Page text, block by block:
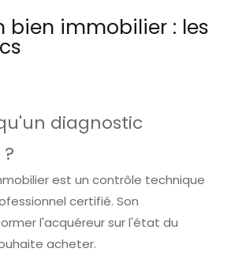
bien immobilier : les
diagnostic
est un contrôle technique
certifié. Son
l'acquéreur sur l'état du
acheter.